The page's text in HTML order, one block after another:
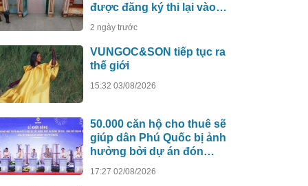
được đăng ký thi lại vào
năm 2027
2 ngày trước
VUNGOC&SON tiếp tục ra
thế giới
15:32 03/08/2026
50.000 căn hộ cho thuê sẽ
giúp dân Phú Quốc bị ảnh
hưởng bởi dự án đón
17:27 02/08/2026